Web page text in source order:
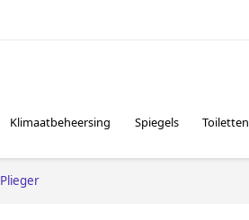
Klimaatbeheersing Spiegels Toiletten
Plieger